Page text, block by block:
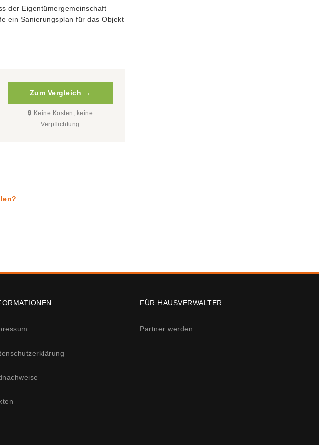
der Eigentümergemeinschaft –
ein Sanierungsplan für das Objekt
Zum Vergleich →
🔒 Keine Kosten, keine
Verpflichtung
FÜR HAUSVERWALTER
Partner werden